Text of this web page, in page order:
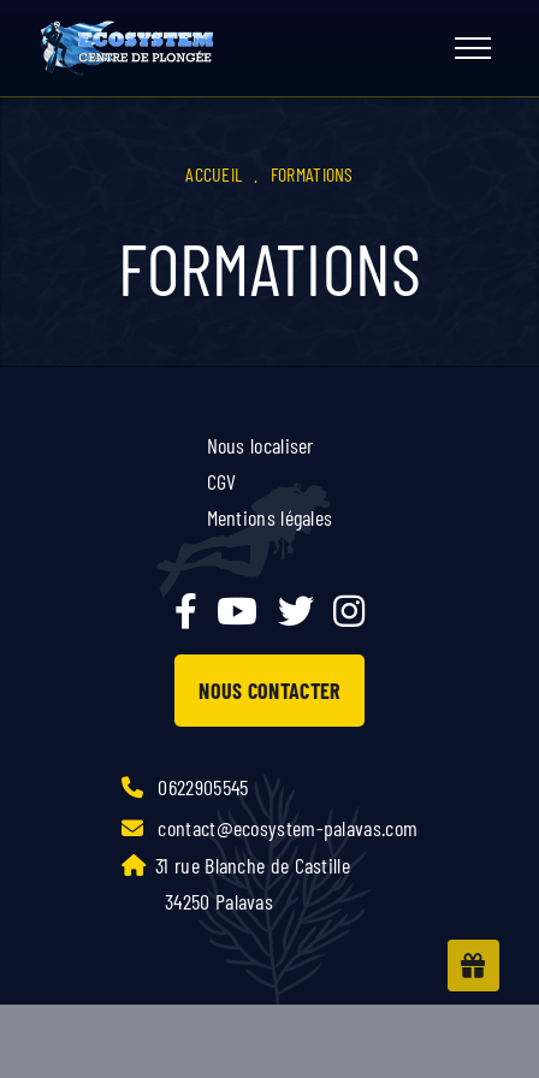
content
ACCUEIL FORMATIONS
FORMATIONS
Nous localiser
CGV
Mentions légales
NOUS CONTACTER
0622905545
contact@ecosystem-palavas.com
31 rue Blanche de Castille
34250 Palavas